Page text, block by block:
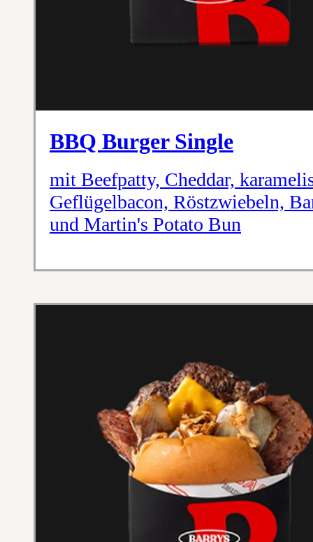
BBQ Burger Single
mit Beefpatty, Cheddar,
Geflügelbacon, Röstzwiebeln,
und Martin's Potato Bun